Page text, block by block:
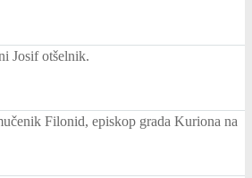
Josif otšelnik.
Filonid, episkop grada Kuriona na